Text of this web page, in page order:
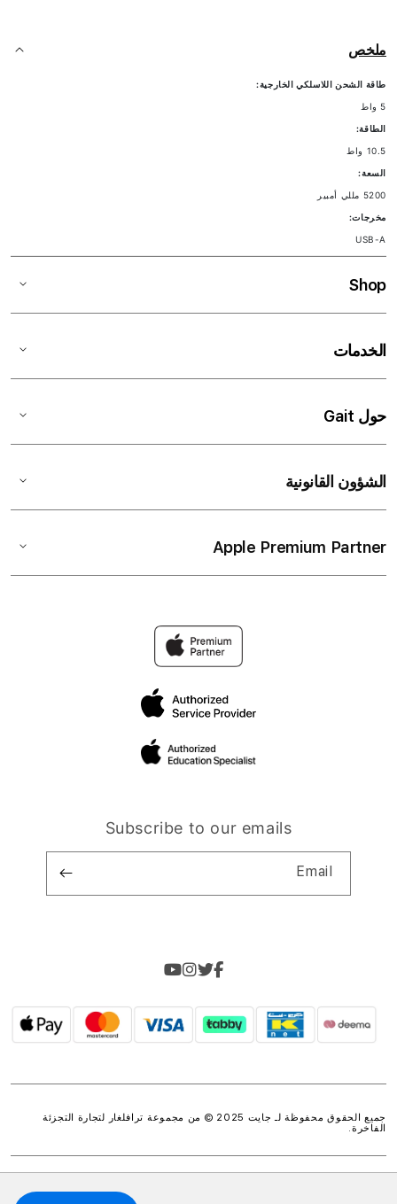
ملخص
طاقة الشحن اللاسلكي الخارجية:
5 واط
الطاقة:
10.5 واط
السعة:
5200 مللي أمبير
مخرجات:
USB-A
Shop
الخدمات
حول Gait
الشؤون القانونية
Apple Premium Partner
Subscribe to our emails
Email
جميع الحقوق محفوظة لـ جايت 2025 © من مجموعة
ترافلغار لتجارة التجزئة
الفاخرة.